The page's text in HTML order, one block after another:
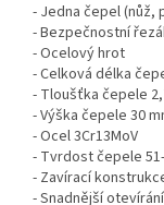
- Jedna čepel (nůž,
- Bezpečnostní
- Ocelový hrot
- Celková délka
- Tloušťka čepele
- Výška čepele 30
- Ocel 3Cr13MoV
- Tvrdost čepele 51-
- Zavírací
- Snadnější